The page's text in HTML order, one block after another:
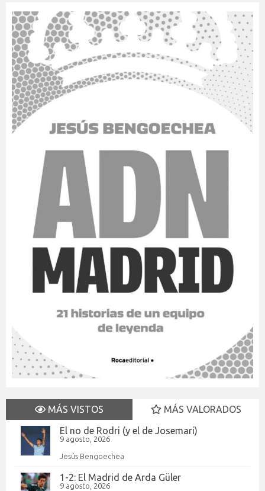
MÁS VISTOS
MÁS VALORADOS
El no de Rodri (y el de Josemari)
9 agosto, 2026
Jesús Bengoechea
1-2: El Madrid de Arda Güler
9 agosto, 2026